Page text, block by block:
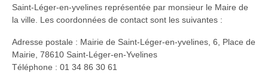
Saint-Léger-en-yvelines représentée par monsieur le Maire de
la ville. Les coordonnées de contact sont les suivantes :
Adresse postale : Mairie de Saint-Léger-en-yvelines, 6, Place de
Mairie, 78610 Saint-Léger-en-Yvelines
Téléphone : 01 34 86 30 61